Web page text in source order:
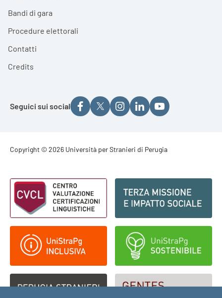
Bandi di gara
Procedure elettorali
Contatti
Credits
Seguici sui social
Footer - Copyright
Copyright © 2026 Università per Stranieri di Perugia
Footer - Loghi